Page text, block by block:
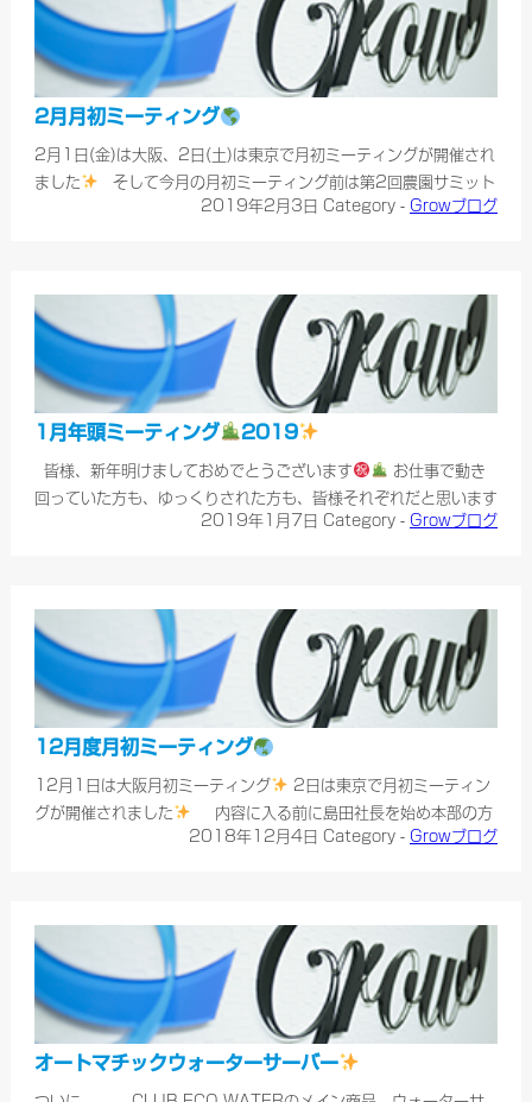
2月月初ミーティング
2月1日(金)は大阪、2日(土)は東京で月初ミーティングが開催され
ました
そして今月の月初ミーティング前は第2回農園サミット
月初ミーティングでもたくさんの農家さんよ
2019年2月3日 Category - Growブログ
1月年頭ミーティング 2019
皆様、新年明けましておめでとうございます
お仕事で動き
回っていた方も、ゆっくりされた方も、皆様それぞれだと思います
が、良いお正月を過ごせましたでしょうか
昨年もGrow一
2019年1月7日 Category - Growブログ
12月度月初ミーティング
12月1日は大阪月初ミーティング
2日は東京で月初ミーティン
グが開催されました
内容に入る前に島田社長を始め本部の方
より 11月21日(水)に開催したラリー【FAMILY】にご来場くだ
2018年12月4日 Category - Growブログ
オートマチックウォーターサーバー